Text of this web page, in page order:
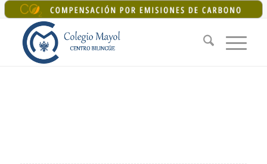
+34 925 22 07 33| colegiomayol@colegiomayol.es